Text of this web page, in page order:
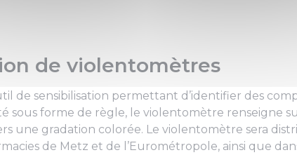
de violentomètres
de sensibilisation permettant d’identifier des
sous forme de règle, le violentomètre renseigne
une gradation colorée. Le violentomètre sera
de Metz et de l’Eurométropole, ainsi que